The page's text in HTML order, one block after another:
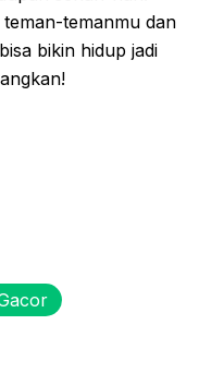
temanmu dan
bikin hidup jadi